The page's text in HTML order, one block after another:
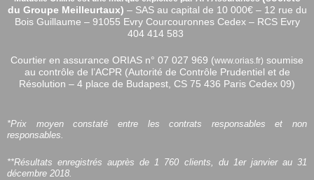
du Groupe Meilleurtaux) – SAS au capital de 10 000€ – 12 rue du
Bois Guillaume – 91055 Evry Courcouronnes Cedex – RCS Evry
404 414 583
Courtier en assurance ORIAS n° 07 027 969 (www.orias.fr) soumise
au contrôle de l’ACPR (Autorité de Contrôle Prudentiel et de
Résolution – 4 place de Budapest, CS 75 436 Paris Cedex 09)
*Prix moyen constaté entre les contrats responsables et non
responsables.
**Résultats enregistrés auprès de 1 760 clients, du 1er janvier au 31
décembre 2018.